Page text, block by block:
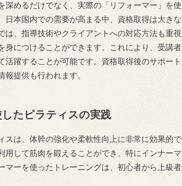
深めるだけでなく、実際の「リフォーマー」を
日本国内での需要が高まる中、資格取得は大き
は、指導技術やクライアントへの対応方法も重
身につけることができます。これにより、受講
活躍することが可能です。資格取得後のサポー
提供も行われます。
たピラティスの実践
スは、体幹の強化や柔軟性向上に非常に効果的
用して筋肉を鍛えることができ、特にインナー
マーを使ったトレーニングは、初心者から上級